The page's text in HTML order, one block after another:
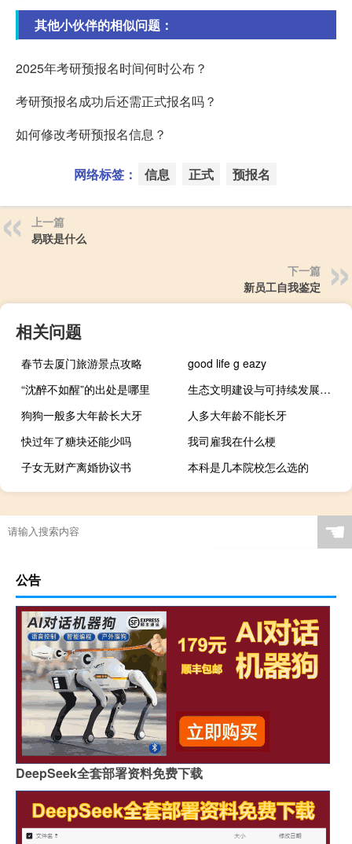
其他小伙伴的相似问题：
2025年考研预报名时间何时公布？
考研预报名成功后还需正式报名吗？
如何修改考研预报名信息？
网络标签： 信息 正式 预报名
上一篇
易联是什么
下一篇
新员工自我鉴定
相关问题
春节去厦门旅游景点攻略
good life g eazy
“沈醉不如醒”的出处是哪里
生态文明建设与可持续发展书籍（生态文明建设与可持续发展）
狗狗一般多大年龄长大牙
人多大年龄不能长牙
快过年了糖块还能少吗
我司雇我在什么梗
子女无财产离婚协议书
本科是几本院校怎么选的
☚
公告
DeepSeek全套部署资料免费下载